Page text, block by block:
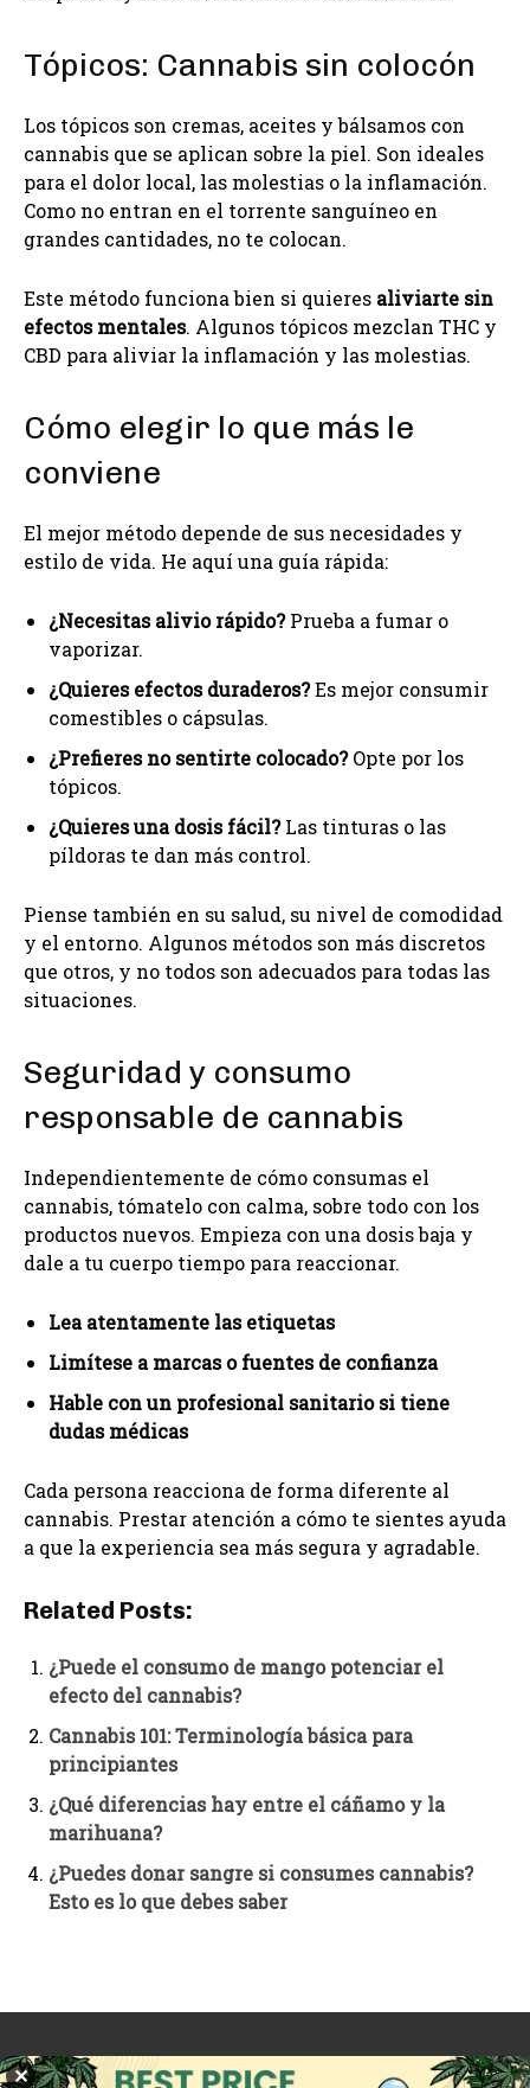
Tópicos: Cannabis sin colocón
Los tópicos son cremas, aceites y bálsamos con
cannabis que se aplican sobre la piel. Son ideales
para el dolor local, las molestias o la inflamación.
Como no entran en el torrente sanguíneo en
grandes cantidades, no te colocan.
Este método funciona bien si quieres aliviarte sin
efectos mentales. Algunos tópicos mezclan THC y
CBD para aliviar la inflamación y las molestias.
Cómo elegir lo que más le
conviene
El mejor método depende de sus necesidades y
estilo de vida. He aquí una guía rápida:
¿Necesitas alivio rápido?Prueba a fumar o
vaporizar.
¿Quieres efectos duraderos?Es mejor consumir
comestibles o cápsulas.
¿Prefieres no sentirte colocado?Opte por los
tópicos.
¿Quieres una dosis fácil?Las tinturas o las
píldoras te dan más control.
Piense también en su salud, su nivel de comodidad
y el entorno. Algunos métodos son más discretos
que otros, y no todos son adecuados para todas las
situaciones.
Seguridad y consumo
responsable de cannabis
Independientemente de cómo consumas el
cannabis, tómatelo con calma, sobre todo con los
productos nuevos. Empieza con una dosis baja y
dale a tu cuerpo tiempo para reaccionar.
Lea atentamente las etiquetas
Limítese a marcas o fuentes de confianza
Hable con un profesional sanitario si tiene
dudas médicas
Cada persona reacciona de forma diferente al
cannabis. Prestar atención a cómo te sientes ayuda
a que la experiencia sea más segura y agradable.
Related Posts:
¿Puede el consumo de mango potenciar el
efecto del cannabis?
Cannabis 101: Terminología básica para
principiantes
¿Qué diferencias hay entre el cáñamo y la
marihuana?
¿Puedes donar sangre si consumes cannabis?
Esto es lo que debes saber
ARTÍCULO ANTERIOR ARTÍCULO SIGUIENTE
✕